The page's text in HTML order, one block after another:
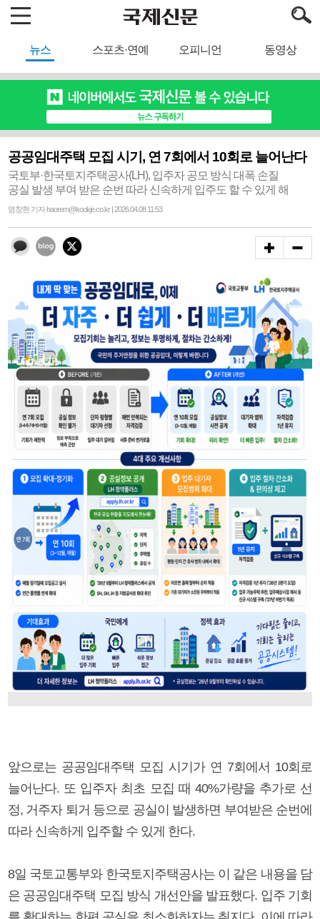
뉴스 스포츠·연예 오피니언 동영상
공공임대주택 모집 시기, 연 7회에서 10회로 늘어난다
국토부·한국토지주택공사(LH), 입주자 공모 방식 대폭 손질
공실 발생 부여 받은 순번 따라 신속하게 입주도 할 수 있게 해
염창현 기자 haorem@kookje.co.kr | 2026.04.08 11:53
앞으로는 공공임대주택 모집 시기가 연 7회에서 10회로
늘어난다. 또 입주자 최초 모집 때 40%가량을 추가로 선
정, 거주자 퇴거 등으로 공실이 발생하면 부여받은 순번에
따라 신속하게 입주할 수 있게 한다.
8일 국토교통부와 한국토지주택공사는 이 같은 내용을 담
은 공공임대주택 모집 방식 개선안을 발표했다. 입주 기회